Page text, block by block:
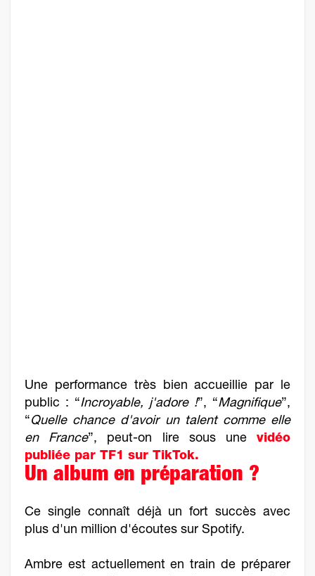
Une performance très bien accueillie par le
public : “Incroyable, j'adore !”, “Magnifique”,
“Quelle chance d'avoir un talent comme elle
en France”, peut-on lire sous unevidéo
publiée par TF1 sur TikTok.
Un album en préparation ?
Ce single connaît déjà un fort succès avec
plus d'un million d'écoutes sur Spotify.
Ambre est actuellement en train de préparer